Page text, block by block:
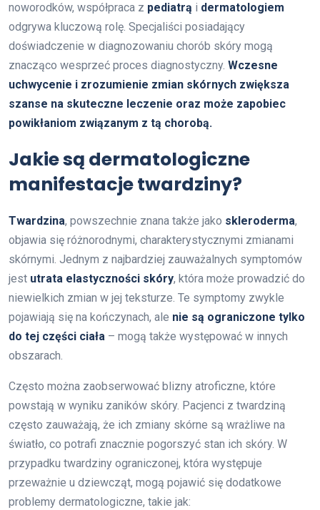
noworodków, współpraca z pediatrą i dermatologiem
odgrywa kluczową rolę. Specjaliści posiadający
doświadczenie w diagnozowaniu chorób skóry mogą
znacząco wesprzeć proces diagnostyczny. Wczesne
uchwycenie i zrozumienie zmian skórnych zwiększa
szanse na skuteczne leczenie oraz może zapobiec
powikłaniom związanym z tą chorobą.
Jakie są dermatologiczne
manifestacje twardziny?
Twardzina, powszechnie znana także jako skleroderma,
objawia się różnorodnymi, charakterystycznymi zmianami
skórnymi. Jednym z najbardziej zauważalnych symptomów
jest utrata elastyczności skóry, która może prowadzić do
niewielkich zmian w jej teksturze. Te symptomy zwykle
pojawiają się na kończynach, ale nie są ograniczone tylko
do tej części ciała – mogą także występować w innych
obszarach.
Często można zaobserwować blizny atroficzne, które
powstają w wyniku zaników skóry. Pacjenci z twardziną
często zauważają, że ich zmiany skórne są wrażliwe na
światło, co potrafi znacznie pogorszyć stan ich skóry. W
przypadku twardziny ograniczonej, która występuje
przeważnie u dziewcząt, mogą pojawić się dodatkowe
problemy dermatologiczne, takie jak: